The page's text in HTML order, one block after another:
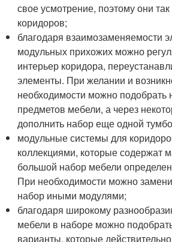
свое усмотрение, поэтому они
коридоров;
благодаря взаимозаменяемости
модульных прихожих можно
интерьер коридора,
элементы. При желании и
необходимости можно подобрать
предметов мебели, а через
дополнить набор еще одной
модульные системы для
коллекциями, которые содержат
большой набор мебели
При необходимости можно
набор иными модулями;
благодаря широкому
мебели в наборе можно
варианты, которые